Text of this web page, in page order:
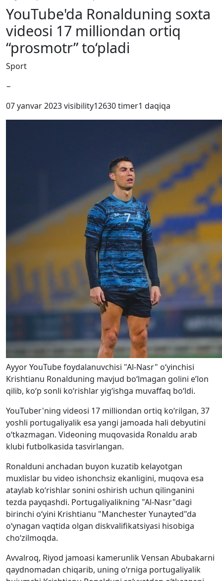
YouTube'da Ronalduning soxta
videosi 17 milliondan ortiq
“prosmotr” to‘pladi
Sport
−
07 yanvar 2023visibility12630timer1 daqiqa
Ayyor YouTube foydalanuvchisi "Al-Nasr" o‘yinchisi
Krishtianu Ronalduning mavjud bo‘lmagan golini e’lon
qilib, ko‘p sonli ko‘rishlar yig‘ishga muvaffaq bo‘ldi.
YouTuber'ning videosi 17 milliondan ortiq ko‘rilgan, 37
yoshli portugaliyalik esa yangi jamoada hali debyutini
o‘tkazmagan. Videoning muqovasida Ronaldu arab
klubi futbolkasida tasvirlangan.
Ronalduni anchadan buyon kuzatib kelayotgan
muxlislar bu video ishonchsiz ekanligini, muqova esa
ataylab ko‘rishlar sonini oshirish uchun qilinganini
tezda payqashdi. Portugaliyalikning "Al-Nasr"dagi
birinchi o‘yini Krishtianu "Manchester Yunayted"da
o‘ynagan vaqtida olgan diskvalifikatsiyasi hisobiga
cho‘zilmoqda.
Avvalroq, Riyod jamoasi kamerunlik Vensan Abubakarni
qaydnomadan chiqarib, uning o‘rniga portugaliyalik